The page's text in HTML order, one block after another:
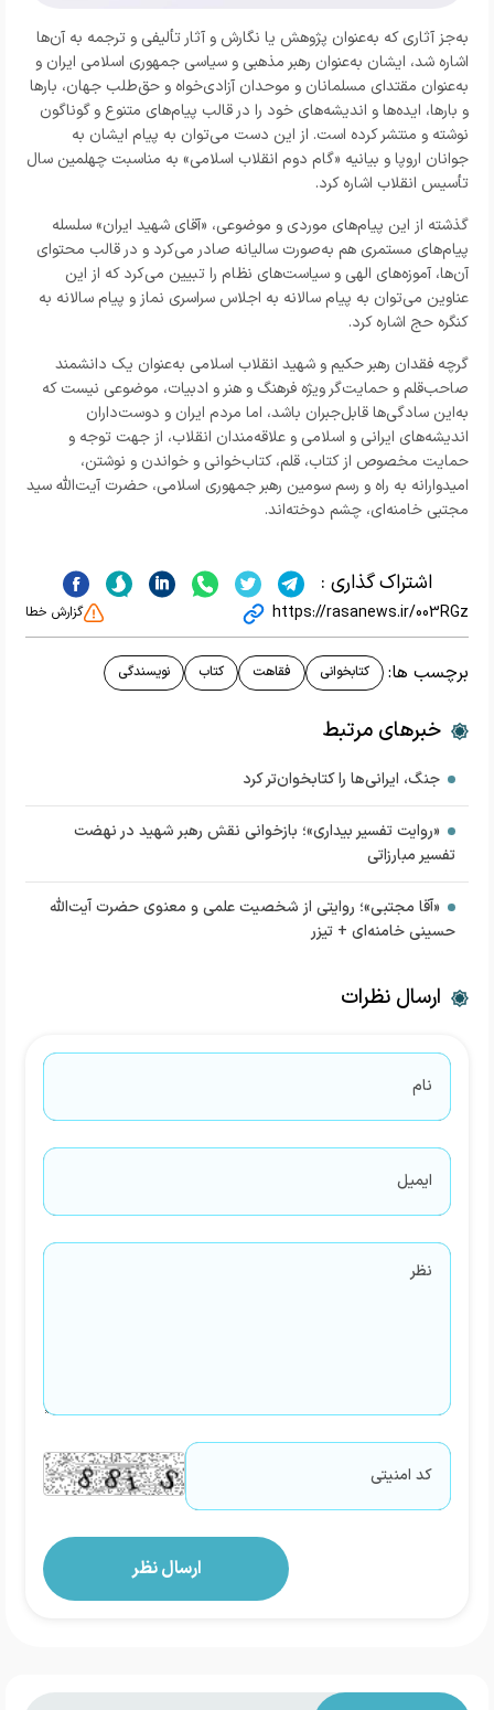
به‌جز آثاری که به‌عنوان پژوهش یا نگارش و آثار تألیفی و ترجمه به آن‌ها
اشاره شد، ایشان به‌عنوان رهبر مذهبی و سیاسی جمهوری اسلامی ایران و
به‌عنوان مقتدای مسلمانان و موحدان آزادی‌خواه و حق‌طلب جهان، بارها
و بارها، ایده‌ها و اندیشه‌های خود را در قالب پیام‌های متنوع و گوناگون
نوشته و منتشر کرده است. از این دست می‌توان به پیام ایشان به
جوانان اروپا و بیانیه «گام دوم انقلاب اسلامی» به مناسبت چهلمین سال
تأسیس انقلاب اشاره کرد.
گذشته از این پیام‌های موردی و موضوعی، «آقای شهید ایران» سلسله
پیام‌های مستمری هم به‌صورت سالیانه صادر می‌کرد و در قالب محتوای
آن‌ها، آموزه‌های الهی و سیاست‌های نظام را تبیین می‌کرد که از این
عناوین می‌توان به پیام سالانه به اجلاس سراسری نماز و پیام سالانه به
کنگره حج اشاره کرد.
گرچه فقدان رهبر حکیم و شهید انقلاب اسلامی به‌عنوان یک دانشمند
صاحب‌قلم و حمایت‌گر ویژه فرهنگ و هنر و ادبیات، موضوعی نیست که
به‌این سادگی‌ها قابل‌جبران باشد، اما مردم ایران و دوست‌داران
اندیشه‌های ایرانی و اسلامی و علاقه‌مندان انقلاب، از جهت توجه و
حمایت مخصوص از کتاب، قلم، کتاب‌خوانی و خواندن و نوشتن،
امیدوارانه به راه و رسم سومین رهبر جمهوری اسلامی، حضرت آیت‌الله سید
مجتبی خامنه‌ای، چشم دوخته‌اند.
اشتراک گذاری :
https://rasanews.ir/003RGz گزارش خطا
برچسب ها: کتابخوانی فقاهت کتاب نویسندگی
خبرهای مرتبط
جنگ، ایرانی‌ها را کتابخوان‌تر کرد
«روایت تفسیر بیداری»؛ بازخوانی نقش رهبر شهید در نهضت
تفسیر مبارزاتی
«آقا مجتبی»؛ روایتی از شخصیت علمی و معنوی حضرت آیت‌الله
حسینی خامنه‌ای + تیزر
ارسال نظرات